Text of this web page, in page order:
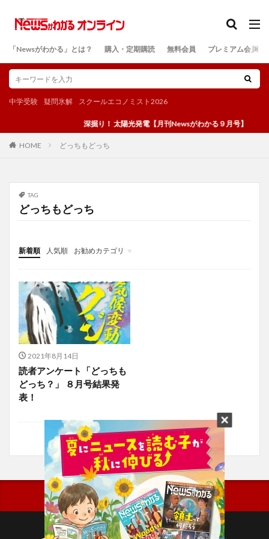
「Newsがわかる」とは？ 購入・定期購読 無料会員 プレミアム会員
中学受験 疑問氷解 スクールエコノミスト2026
深掘り！ 太陽光発電【月刊Newsがわかる９月号】
HOME どっちもどっち
TAG
どっちもどっち
新着順 人気順
お勧めカテゴリ
投稿
学び
マンガ
電子書籍
2021年8月14日
読者アンケート「どっちも
どっち？」 ８月号結果発
表！
検索